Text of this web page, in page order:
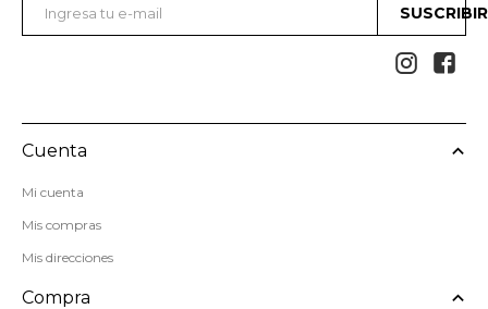
 
Cuenta
Mi cuenta
Mis compras
Mis direcciones
Compra